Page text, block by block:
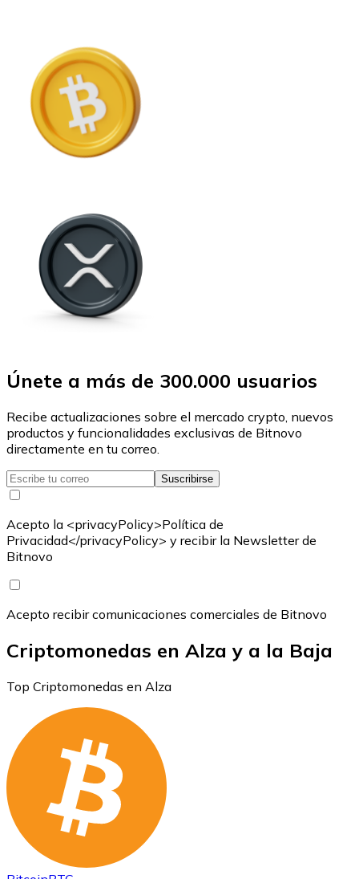
Únete a más de 300.000 usuarios
Recibe actualizaciones sobre el mercado crypto, nuevos
productos y funcionalidades exclusivas de Bitnovo
directamente en tu correo.
Suscribirse
Acepto la <privacyPolicy>Política de
Privacidad</privacyPolicy> y recibir la Newsletter de
Bitnovo
Acepto recibir comunicaciones comerciales de Bitnovo
Criptomonedas en Alza y a la Baja
Top Criptomonedas en Alza